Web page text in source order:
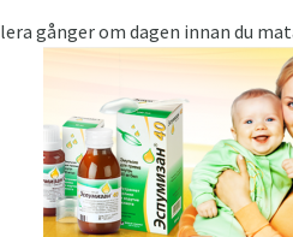
gånger om dagen innan du